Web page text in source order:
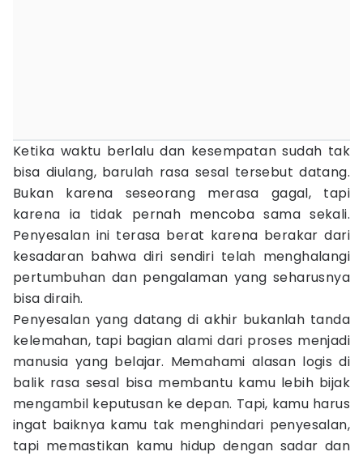
Ketika waktu berlalu dan kesempatan sudah tak
bisa diulang, barulah rasa sesal tersebut datang.
Bukan karena seseorang merasa gagal, tapi
karena ia tidak pernah mencoba sama sekali.
Penyesalan ini terasa berat karena berakar dari
kesadaran bahwa diri sendiri telah menghalangi
pertumbuhan dan pengalaman yang seharusnya
bisa diraih.
Penyesalan yang datang di akhir bukanlah tanda
kelemahan, tapi bagian alami dari proses menjadi
manusia yang belajar. Memahami alasan logis di
balik rasa sesal bisa membantu kamu lebih bijak
mengambil keputusan ke depan. Tapi, kamu harus
ingat baiknya kamu tak menghindari penyesalan,
tapi memastikan kamu hidup dengan sadar dan